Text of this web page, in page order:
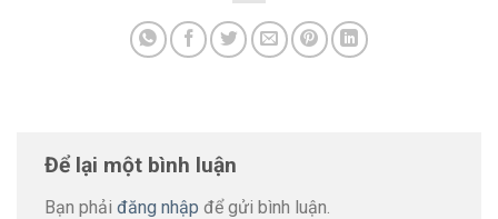
Để lại một bình luận
Bạn phải đăng nhập để gửi bình luận.